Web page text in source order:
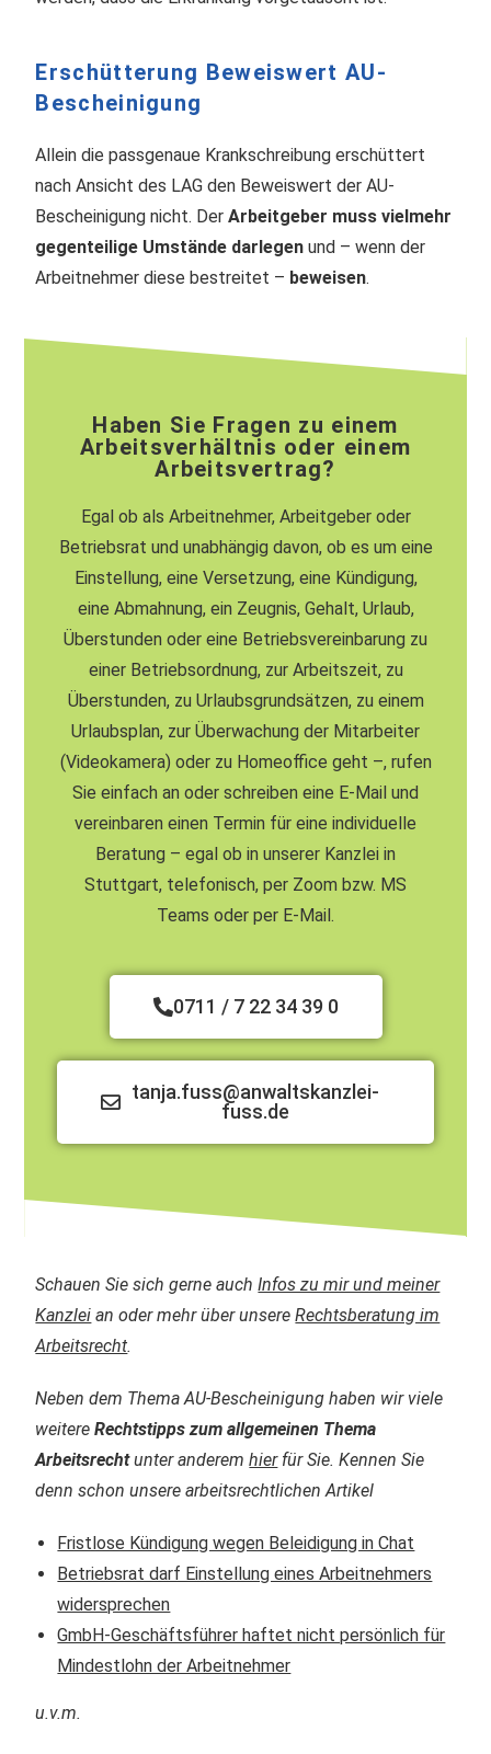
Erschütterung Beweiswert AU-
Bescheinigung
Allein die passgenaue Krankschreibung erschüttert
nach Ansicht des LAG den Beweiswert der AU-
Bescheinigung nicht. DerArbeitgeber muss vielmehr
gegenteilige Umstände darlegen und – wenn der
Arbeitnehmer diese bestreitet – beweisen.
Haben Sie Fragen zu einem
Arbeitsverhältnis oder einem
Arbeitsvertrag?
Egal ob als Arbeitnehmer, Arbeitgeber oder
Betriebsrat und unabhängig davon, ob es um eine
Einstellung, eine Versetzung, eine Kündigung,
eine Abmahnung, ein Zeugnis, Gehalt, Urlaub,
Überstunden oder eine Betriebsvereinbarung zu
einer Betriebsordnung, zur Arbeitszeit, zu
Überstunden, zu Urlaubsgrundsätzen, zu einem
Urlaubsplan, zur Überwachung der Mitarbeiter
(Videokamera) oder zu Homeoffice geht –, rufen
Sie einfach an oder schreiben eine E-Mail und
vereinbaren einen Termin für eine individuelle
Beratung – egal ob in unserer Kanzlei in
Stuttgart, telefonisch, per Zoom bzw. MS
Teams oder per E-Mail.
0711 / 7 22 34 39 0
tanja.fuss@anwaltskanzlei-
fuss.de
Schauen Sie sich gerne auchInfos zu mir und meiner
Kanzlei an oder mehr über unsereRechtsberatung im
Arbeitsrecht.
Neben dem Thema AU-Bescheinigung haben wir viele
weitereRechtstipps zum allgemeinen Thema
Arbeitsrechtunter anderemhierfür Sie. Kennen Sie
denn schon unsere arbeitsrechtlichen Artikel
Fristlose Kündigung wegen Beleidigung in Chat
Betriebsrat darf Einstellung eines Arbeitnehmers
widersprechen
GmbH-Geschäftsführer haftet nicht persönlich für
Mindestlohn der Arbeitnehmer
u.v.m.